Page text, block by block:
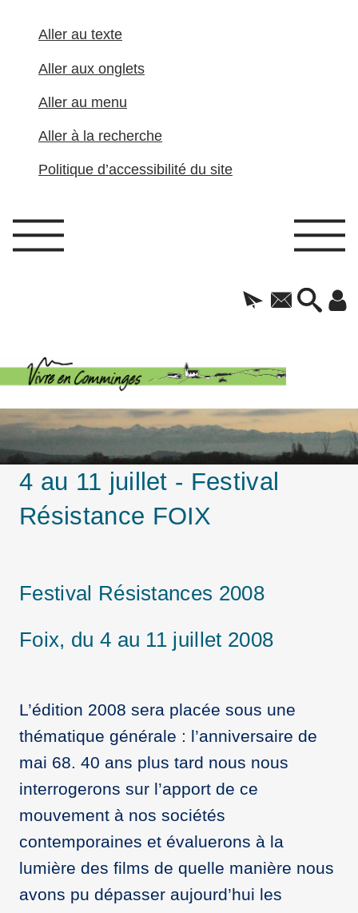
Aller au texte
Aller aux onglets
Aller au menu
Aller à la recherche
Politique d’accessibilité du site
4 au 11 juillet - Festival
Résistance FOIX
Festival Résistances 2008
Foix, du 4 au 11 juillet 2008
L’édition 2008 sera placée sous une
thématique générale : l’anniversaire de
mai 68. 40 ans plus tard nous nous
interrogerons sur l’apport de ce
mouvement à nos sociétés
contemporaines et évaluerons à la
lumière des films de quelle manière nous
avons pu dépasser aujourd’hui les